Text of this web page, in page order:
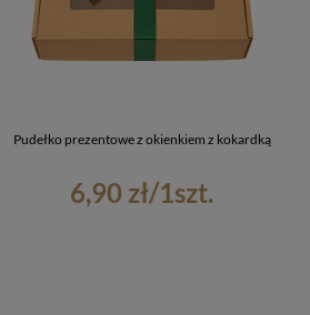
Pudełko prezentowe z okienkiem z kokardką
6,90 zł/1szt.